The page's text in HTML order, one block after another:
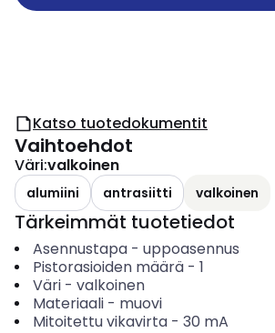
Katso tuotedokumentit
Vaihtoehdot
Väri:valkoinen
alumiini antrasiitti valkoinen
Tärkeimmät tuotetiedot
Asennustapa- uppoasennus
Pistorasioiden määrä- 1
Väri- valkoinen
Materiaali- muovi
Mitoitettu vikavirta- 30 mA